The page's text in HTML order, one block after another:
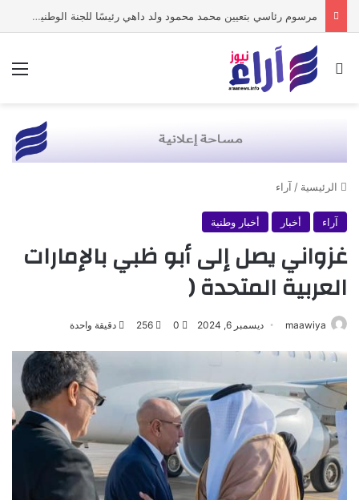
مرسوم رئاسي بتعيين محمد محمود ولد داهي رئيسًا للجنة الوطنية لحقوق الإنسان
بحث عن
الرئيسية / آراء
آراء أخبار أخبار وطنية
غزواني يصل إلى أبو ظبي بالإمارات
العربية المتحدة (
maawiya ديسمبر 6, 2024 0
256 دقيقة واحدة